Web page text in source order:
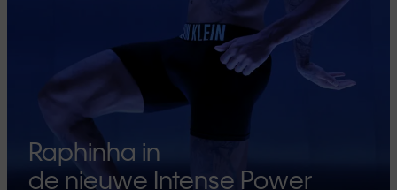
Raphinha in
de nieuwe Intense Power